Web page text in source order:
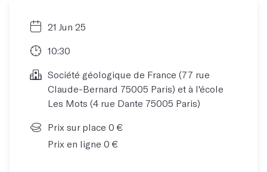
21 Jun 25
10:30
Société géologique de France (77 rue
Claude-Bernard 75005 Paris) et à l'école
Les Mots (4 rue Dante 75005 Paris)
Prix sur place 0 €
Prix en ligne 0 €